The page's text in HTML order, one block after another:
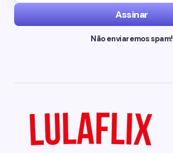
Assinar
Não enviaremos spam!